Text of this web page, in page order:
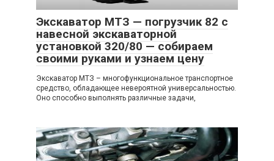
Экскаватор МТЗ — погрузчик 82 с
навесной экскаваторной
установкой 320/80 — собираем
своими руками и узнаем цену
Экскаватор МТЗ – многофункциональное транспортное
средство, обладающее невероятной универсальностью.
Оно способно выполнять различные задачи,